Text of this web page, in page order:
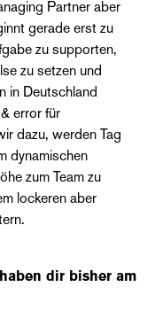
Partner aber
gerade erst zu
zu supporten,
zu setzen und
in Deutschland
error für
dazu, werden Tag
dynamischen
zum Team zu
lockeren aber
dir bisher am